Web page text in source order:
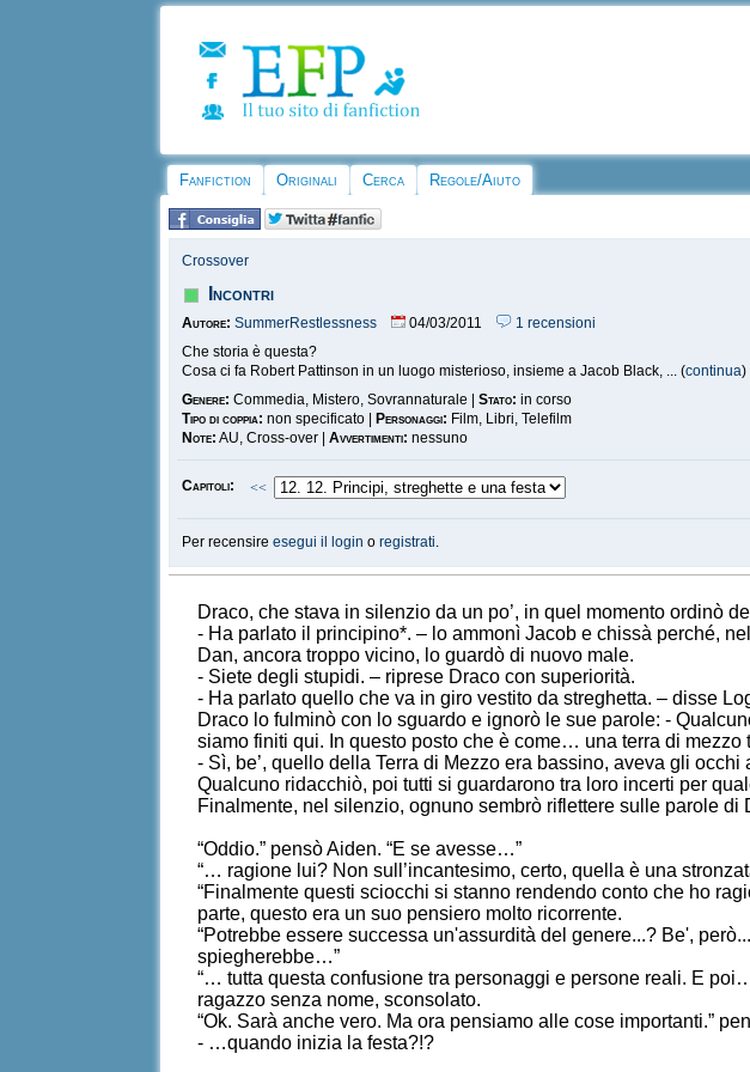
Fanfiction Originali Cerca Regole/Aiuto
Crossover
Incontri
Autore: SummerRestlessness 04/03/2011
1 recensioni
Che storia è questa?
Cosa ci fa Robert Pattinson in un luogo misterioso, insieme a Jacob Black, ... (continua)
Genere: Commedia, Mistero, Sovrannaturale |Stato: in corso
Tipo di coppia: non specificato | Personaggi: Film, Libri, Telefilm
Note: AU, Cross-over |Avvertimenti: nessuno
Capitoli: <<
Per recensireesegui il login oregistrati.
Draco, che stava in silenzio da un po’, in quel momento ordinò
- Ha parlato il principino*. – lo ammonì Jacob e chissà perché,
Dan, ancora troppo vicino, lo guardò di nuovo male.
- Siete degli stupidi. – riprese Draco con superiorità.
- Ha parlato quello che va in giro vestito da streghetta. – disse
Draco lo fulminò con lo sguardo e ignorò le sue parole: -
siamo finiti qui. In questo posto che è come… una terra di mezzo
- Sì, be’, quello della Terra di Mezzo era bassino, aveva gli
Qualcuno ridacchiò, poi tutti si guardarono tra loro incerti per
Finalmente, nel silenzio, ognuno sembrò riflettere sulle parole di
“Oddio.” pensò Aiden. “E se avesse…”
“… ragione lui? Non sull’incantesimo, certo, quella è una
“Finalmente questi sciocchi si stanno rendendo conto che ho
parte, questo era un suo pensiero molto ricorrente.
“Potrebbe essere successa un'assurdità del genere...? Be',
spiegherebbe…”
“… tutta questa confusione tra personaggi e persone reali. E
ragazzo senza nome, sconsolato.
“Ok. Sarà anche vero. Ma ora pensiamo alle cose importanti.”
- …quando inizia la festa?!?